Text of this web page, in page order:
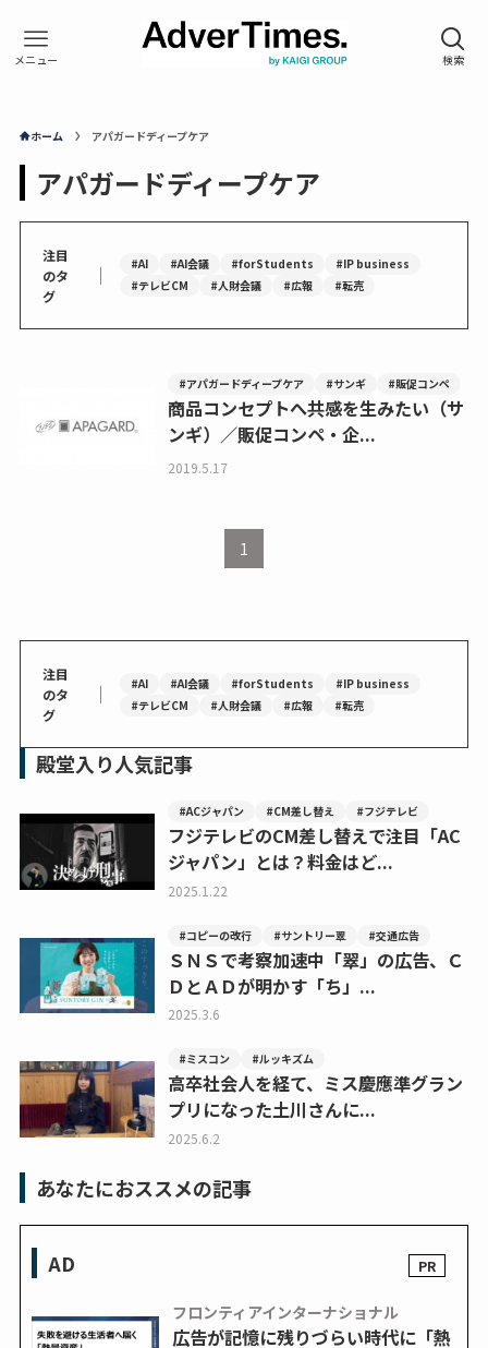
ホーム アパガードディープケア
アパガードディープケア
注目
のタ
グ
｜ #AI #AI会議 #forStudents
#IP business
#テレビCM
#人財会議 #広報 #転売
#アパガードディープケア #サンギ #販促コンペ
商品コンセプトへ共感を生みたい（サ
ンギ）／販促コンペ・企...
2019.5.17
1
注目
のタ
グ
｜ #AI #AI会議 #forStudents
#IP business
#テレビCM
#人財会議 #広報 #転売
殿堂入り人気記事
#ACジャパン #CM差し替え #フジテレビ
フジテレビのCM差し替えで注目「AC
ジャパン」とは？料金はど...
2025.1.22
#コピーの改行 #サントリー翠 #交通広告
ＳＮＳで考察加速中「翠」の広告、Ｃ
ＤとＡＤが明かす「ち」...
2025.3.6
#ミスコン #ルッキズム
高卒社会人を経て、ミス慶應準グラン
プリになった土川さんに...
2025.6.2
あなたにおススメの記事
AD
フロンティアインターナショナル
広告が記憶に残りづらい時代に「熱